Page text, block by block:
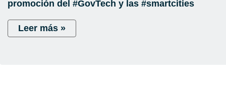
promoción del #GovTech y las #smartcities
Leer más »